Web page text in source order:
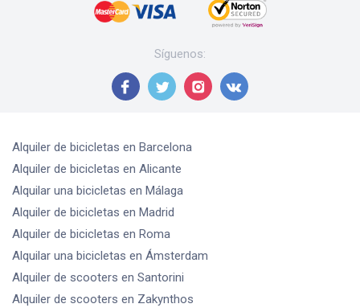
Síguenos:
Alquiler de bicicletas en Barcelona
Alquiler de bicicletas en Alicante
Alquilar una bicicletas en Málaga
Alquiler de bicicletas en Madrid
Alquiler de bicicletas en Roma
Alquilar una bicicletas en Ámsterdam
Alquiler de scooters en Santorini
Alquiler de scooters en Zakynthos